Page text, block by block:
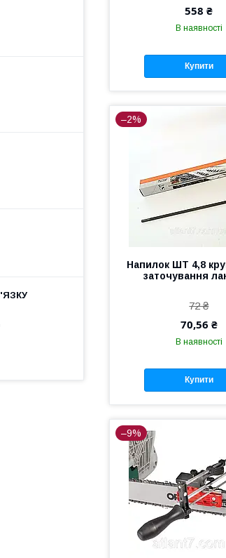
558 ₴
В наявності
Купити
–2%
Напилок ШТ 4,8
заточування
72 ₴
70,56 ₴
В наявності
Купити
–9%